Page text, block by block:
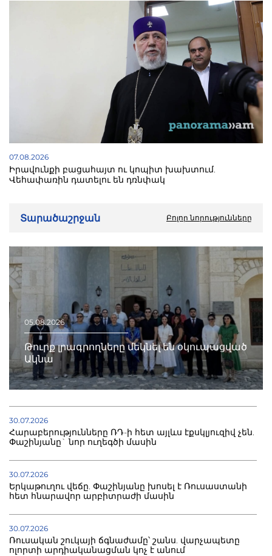
07.08.2026
Իրավունքի բացահայտ ու կոպիտ խախտում.
Վեհափառին դատելու են դռնփակ
Տարածաշրջան Բոլոր նորությունները
05.08.2026
Թուրք լրագրողները մեկնել են օկուպացված
Ակնա
30.07.2026
Հարաբերությունները ՌԴ-ի հետ այլևս էքսկլյուզիվ չեն.
Փաշինյանը` նոր ուղեգծի մասին
30.07.2026
Երկաթուղու վեճը. Փաշինյանը խոսել է Ռուսաստանի
հետ հնարավոր արբիտրաժի մասին
30.07.2026
Ռուսական շուկայի ճգնաժամը՝ շանս. վարչապետը
ոլորտի արդիականացման կոչ է անում